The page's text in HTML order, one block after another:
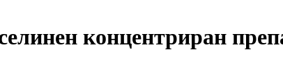
концентриран